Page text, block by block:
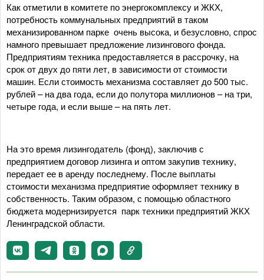
Как отметили в комитете по энергокомплексу и ЖКХ,
потребность коммунальных предприятий в таком
механизированном парке очень высока, и безусловно, спрос
намного превышает предложение лизингового фонда.
Предприятиям техника предоставляется в рассрочку, на
срок от двух до пяти лет, в зависимости от стоимости
машин. Если стоимость механизма составляет до 500 тыс.
рублей – на два года, если до полутора миллионов – на три,
четыре года, и если выше – на пять лет.
На это время лизингодатель (фонд), заключив с
предприятием договор лизинга и оптом закупив технику,
передает ее в аренду последнему. После выплаты
стоимости механизма предприятие оформляет технику в
собственность. Таким образом, с помощью областного
бюджета модернизируется парк техники предприятий ЖКХ
Ленинградской области.